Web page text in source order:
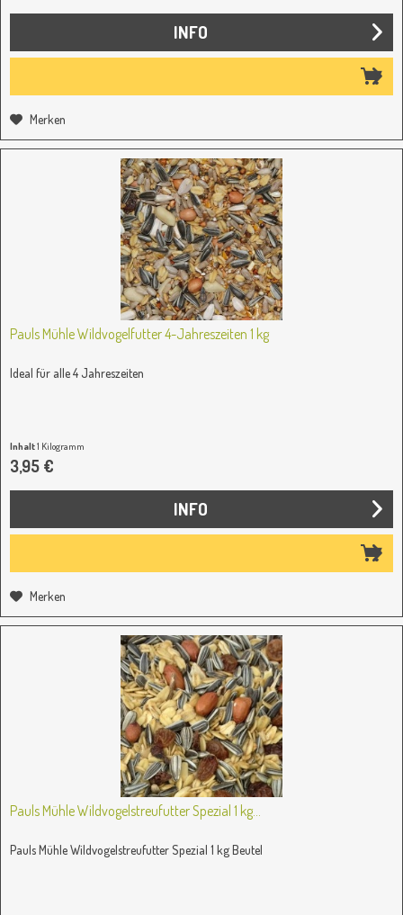
INFO
Merken
Pauls Mühle Wildvogelfutter 4-Jahreszeiten 1 kg
Ideal für alle 4 Jahreszeiten
Inhalt1 Kilogramm
3,95 €
INFO
Merken
Pauls Mühle Wildvogelstreufutter Spezial 1 kg...
Pauls Mühle Wildvogelstreufutter Spezial 1 kg Beutel